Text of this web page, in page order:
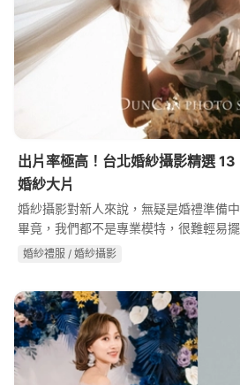
出片率極高！台北婚紗攝影精選
婚紗大片
婚紗攝影對新人來說，無疑是婚禮準備
畢竟，我們都不是專業模特，很難輕易
的體態，總覺得怎麼拍都不太滿意。除
婚紗禮服 / 婚紗攝影